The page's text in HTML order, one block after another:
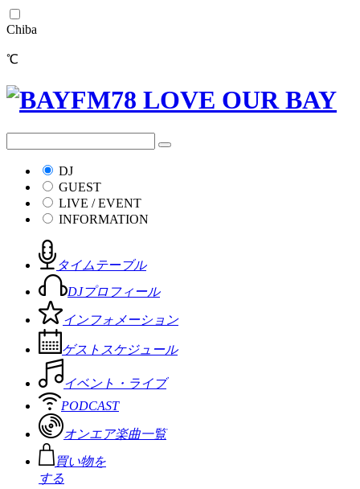
Chiba
℃
DJ
GUEST
LIVE / EVENT
INFORMATION
タイムテーブル
DJプロフィール
インフォメーション
ゲストスケジュール
イベント・ライブ
PODCAST
オンエア楽曲一覧
買い物を
する